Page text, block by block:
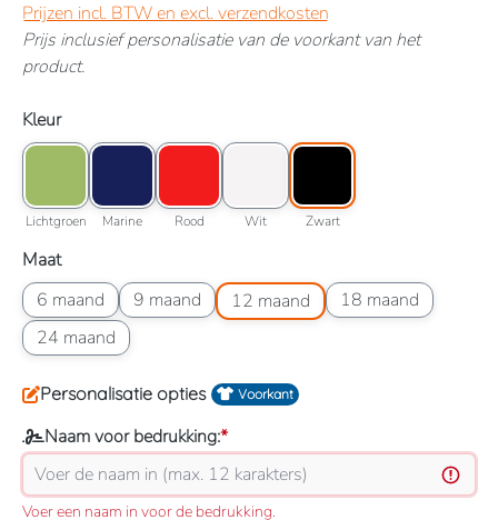
Prijzen incl. BTW en excl. verzendkosten
Prijs inclusief personalisatie van de voorkant van het
product.
Selecteer
Kleur
Kleuroptie: Lichtgroen
Lichtgroen
Kleuroptie: Marine
Marine
Kleuroptie: Rood
Rood
Kleuroptie: Wit
Wit
Kleuroptie: Zwart
Zwart
Selecteer
Maat
6 maand
Maatoptie: 6 maand
9 maand
Maatoptie: 9 maand12 maand
Maatoptie: 12 maand18 maand
Maatoptie: 18 maand
24 maand
Maatoptie: 24 maand
Personalisatie opties Voorkant
Naam voor bedrukking:*
Voer een naam in voor de bedrukking.